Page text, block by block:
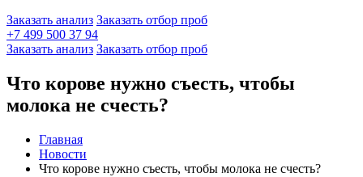
Заказать анализ Заказать отбор проб
+7 499 500 37 94
Заказать анализ Заказать отбор проб
Что корове нужно съесть, чтобы
молока не счесть?
Главная
Новости
Что корове нужно съесть, чтобы молока не счесть?